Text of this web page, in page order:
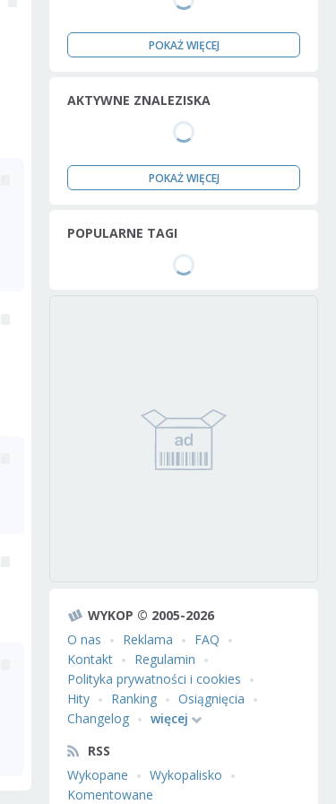
POKAŻ WIĘCEJ
AKTYWNE ZNALEZISKA
POKAŻ WIĘCEJ
POPULARNE TAGI
WYKOP © 2005-2026
O nas
Reklama
FAQ
Kontakt
Regulamin
Polityka prywatności i cookies
Hity
Ranking
Osiągnięcia
Changelog
więcej
RSS
Wykopane
Wykopalisko
Komentowane